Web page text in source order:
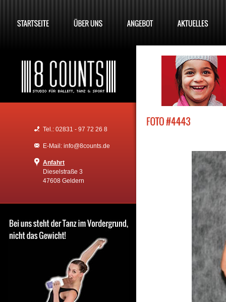
Tel.: 02831 - 97 72 26 8
E-Mail: info@8counts.de
Anfahrt
Dieselstraße 3
47608 Geldern